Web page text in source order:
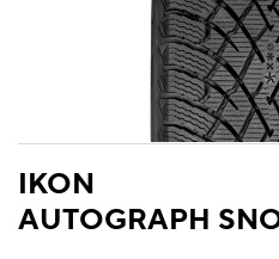
IKON
AUTOGRAPH